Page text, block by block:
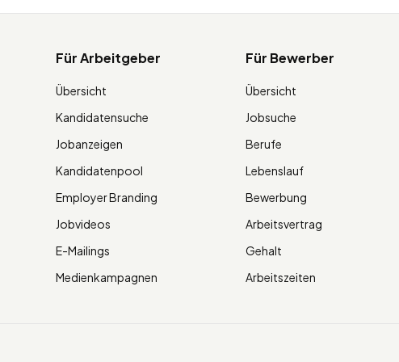
Für Arbeitgeber
Übersicht
Kandidatensuche
Jobanzeigen
Kandidatenpool
Employer Branding
Jobvideos
E-Mailings
Medienkampagnen
Für Bewerber
Übersicht
Jobsuche
Berufe
Lebenslauf
Bewerbung
Arbeitsvertrag
Gehalt
Arbeitszeiten